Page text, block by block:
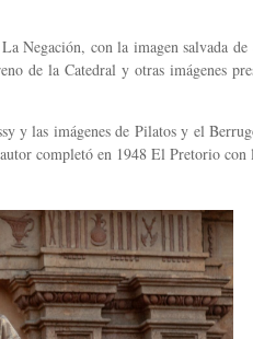
Negación, con la imagen salvada
de la Catedral y otras imágenes
y las imágenes de Pilatos y el
completó en 1948 El Pretorio con